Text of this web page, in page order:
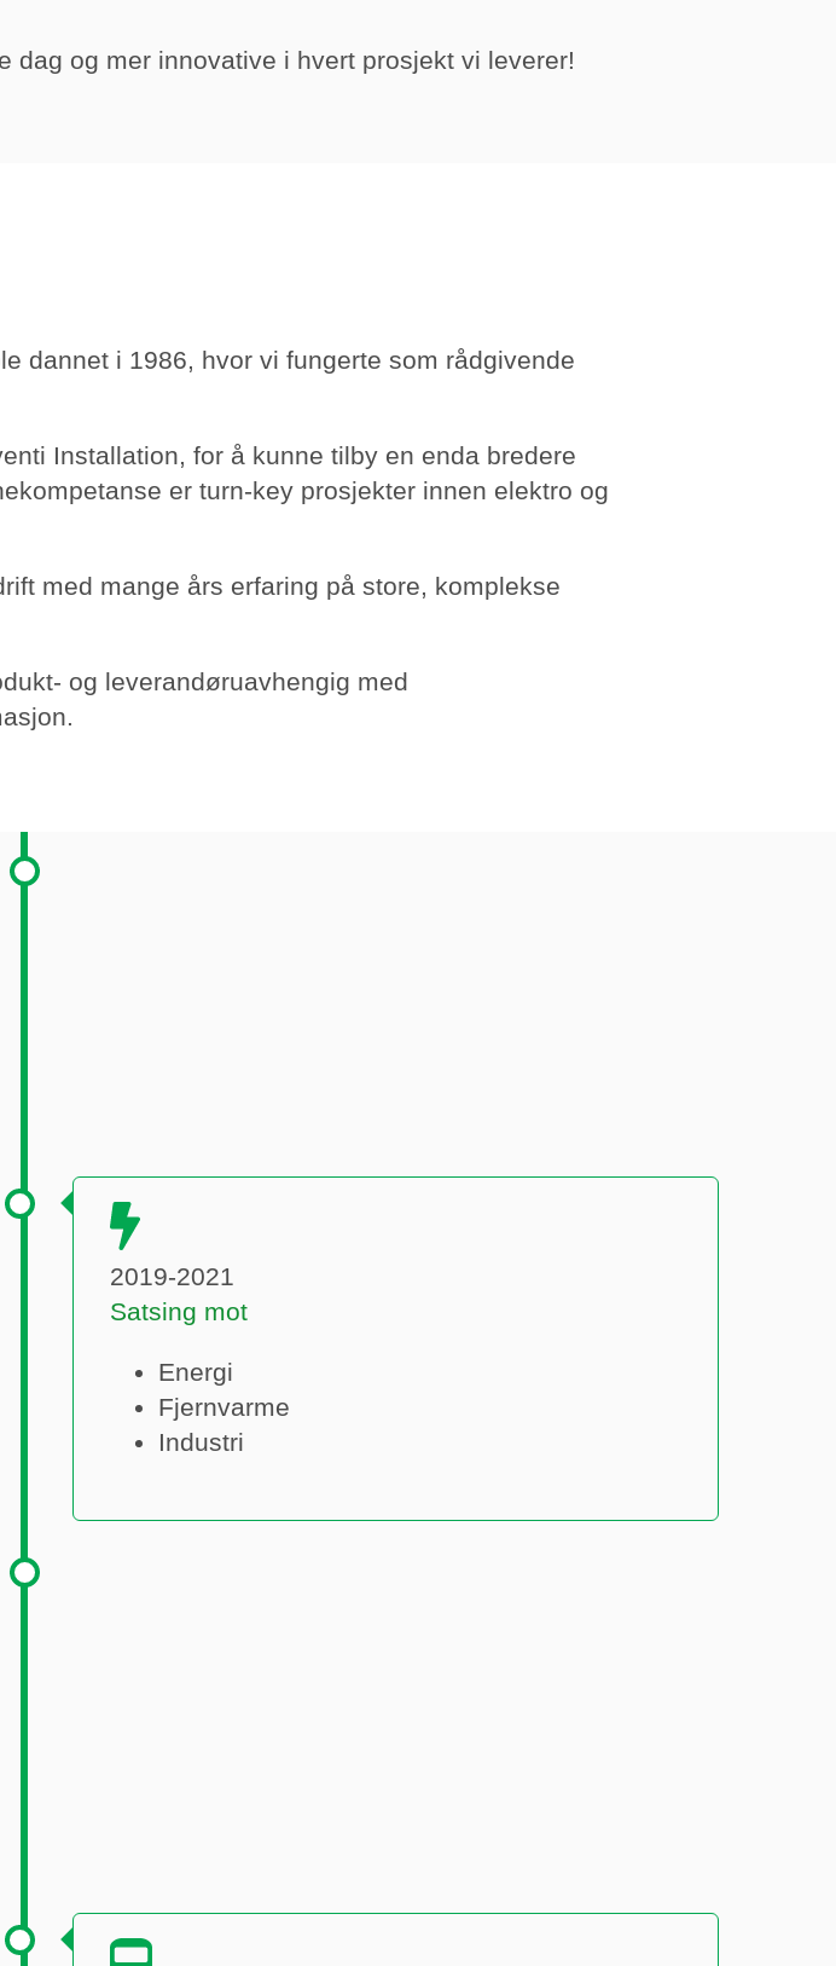
og mer innovative i hvert prosjekt vi leverer!
dannet i 1986, hvor vi fungerte som rådgivende
Installation, for å kunne tilby en enda bredere
er turn-key prosjekter innen elektro og
med mange års erfaring på store, komplekse
og leverandøruavhengig med
2019-2021
Satsing mot
Energi
Fjernvarme
Industri